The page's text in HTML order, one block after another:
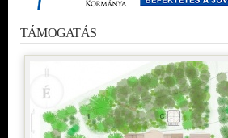
TÁMOGATÁS